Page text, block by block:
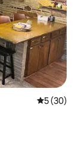
Prosječna
5 (30)